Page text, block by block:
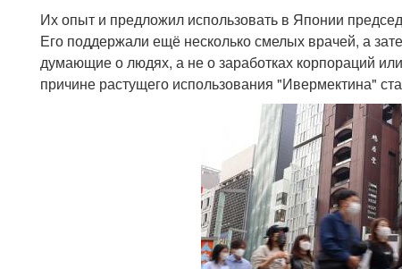
Их опыт и предложил использовать в Японии
Его поддержали ещё несколько смелых врачей, а
думающие о людях, а не о заработках корпораций
причине растущего использования "Ивермектина"